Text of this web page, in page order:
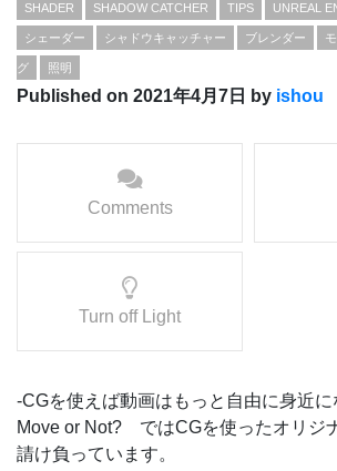
SHADER SHADOW CATCHER TIPS UNREAL
シェーダー シャドウキャッチャー ブレンダー
グ 照明
Published on 2021年4月7日 by ishou
Comments
Turn off Light
-CGを使えば動画はもっと自由に身近に
Move or Not? ではCGを使ったオリジ
請け負っています。